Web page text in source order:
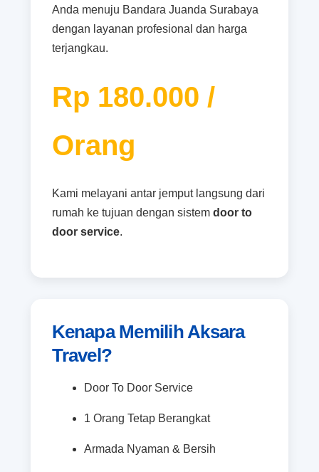
Anda menuju Bandara Juanda Surabaya
dengan layanan profesional dan harga
terjangkau.
Rp 180.000 /
Orang
Kami melayani antar jemput langsung dari
rumah ke tujuan dengan sistem door to
door service.
Kenapa Memilih Aksara
Travel?
Door To Door Service
1 Orang Tetap Berangkat
Armada Nyaman & Bersih